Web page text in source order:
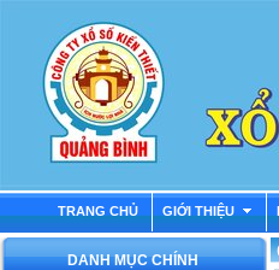
TRANG CHỦ GIỚI THIỆU
DANH MỤC CHÍNH